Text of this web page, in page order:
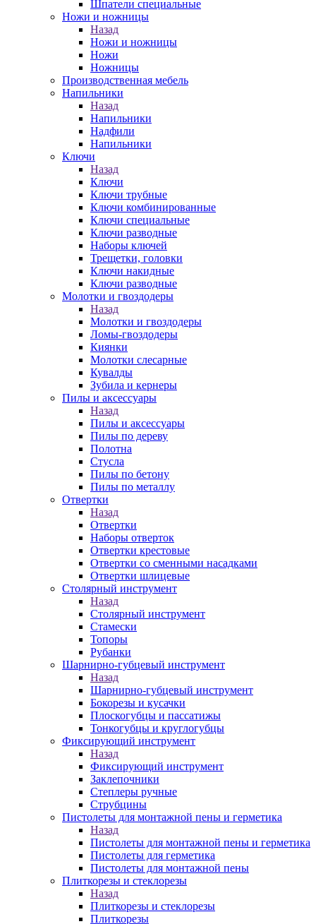
Шпатели специальные
Ножи и ножницы
Назад
Ножи и ножницы
Ножи
Ножницы
Производственная мебель
Напильники
Назад
Напильники
Надфили
Напильники
Ключи
Назад
Ключи
Ключи трубные
Ключи комбинированные
Ключи специальные
Ключи разводные
Наборы ключей
Трещетки, головки
Ключи накидные
Ключи разводные
Молотки и гвоздодеры
Назад
Молотки и гвоздодеры
Ломы-гвоздодеры
Киянки
Молотки слесарные
Кувалды
Зубила и кернеры
Пилы и аксессуары
Назад
Пилы и аксессуары
Пилы по дереву
Полотна
Стусла
Пилы по бетону
Пилы по металлу
Отвертки
Назад
Отвертки
Наборы отверток
Отвертки крестовые
Отвертки со сменными насадками
Отвертки шлицевые
Столярный инструмент
Назад
Столярный инструмент
Стамески
Топоры
Рубанки
Шарнирно-губцевый инструмент
Назад
Шарнирно-губцевый инструмент
Бокорезы и кусачки
Плоскогубцы и пассатижы
Тонкогубцы и круглогубцы
Фиксирующий инструмент
Назад
Фиксирующий инструмент
Заклепочники
Степлеры ручные
Струбцины
Пистолеты для монтажной пены и герметика
Назад
Пистолеты для монтажной пены и герметика
Пистолеты для герметика
Пистолеты для монтажной пены
Плиткорезы и стеклорезы
Назад
Плиткорезы и стеклорезы
Плиткорезы